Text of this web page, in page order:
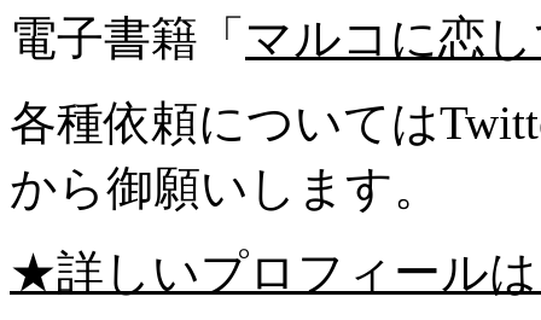
電子書籍「 マルコに恋
各種依頼については
から御願いします。
★詳しいプロフィール